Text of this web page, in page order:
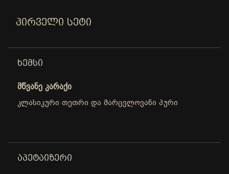
ᲞᲘᲠᲕᲔᲚᲘ ᲡᲔᲢᲘ
ᲮᲔᲛᲡᲘ
მწვანე კარაქი
კლასიკური თეთრი და მარცვლოვანი პური
ᲐᲞᲔᲢᲐᲘᲖᲔᲠᲘ